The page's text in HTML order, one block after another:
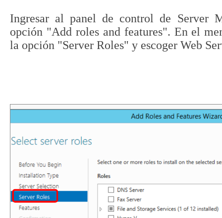
Ingresar al panel de control de Server
opción "Add roles and features". En el
la opción "Server Roles" y escoger Web